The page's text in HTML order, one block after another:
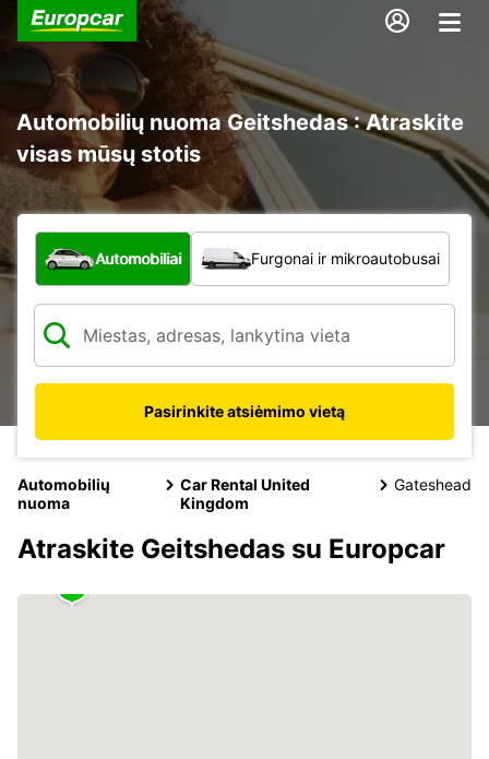
Automobilių nuoma Geitshedas : Atraskite
visas mūsų stotis
Kokio tipo automobilis?
Automobiliai Furgonai ir mikroautobusai
Pasirinkite atsiėmimo vietą
Automobilių
nuoma
Car Rental United
Kingdom
Gateshead
Atraskite Geitshedas su Europcar